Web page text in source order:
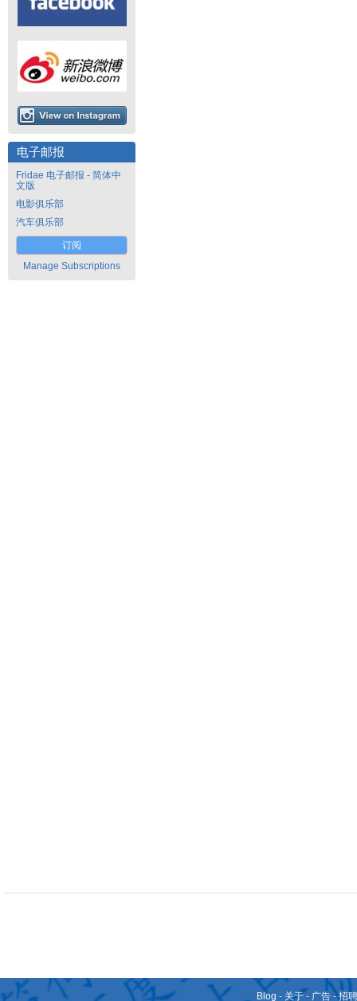
电子邮报
Fridae 电子邮报 - 简体中
文版
电影俱乐部
汽车俱乐部
订阅
Manage Subscriptions
Blog - 关于 - 广告 -招